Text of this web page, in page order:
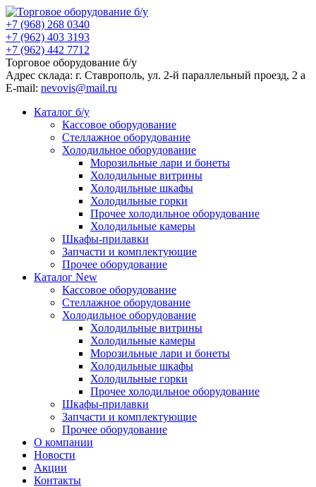
+7 (968) 268 0340
+7 (962) 403 3193
+7 (962) 442 7712
Торговое оборудование б/у
Адрес склада: г. Ставрополь, ул. 2-й параллельный проезд, 2 a
E-mail: nevovis@mail.ru
Каталог б/у
Кассовое оборудование
Стеллажное оборудование
Холодильное оборудование
Морозильные лари и бонеты
Холодильные витрины
Холодильные шкафы
Холодильные горки
Прочее холодильное оборудование
Холодильные камеры
Шкафы-прилавки
Запчасти и комплектующие
Прочее оборудование
Каталог New
Кассовое оборудование
Стеллажное оборудование
Холодильное оборудование
Холодильные витрины
Холодильные камеры
Морозильные лари и бонеты
Холодильные шкафы
Холодильные горки
Прочее холодильное оборудование
Шкафы-прилавки
Запчасти и комплектующие
Прочее оборудование
О компании
Новости
Акции
Контакты